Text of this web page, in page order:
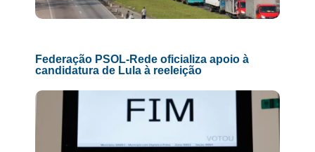
Federação PSOL-Rede oficializa apoio à
candidatura de Lula à reeleição